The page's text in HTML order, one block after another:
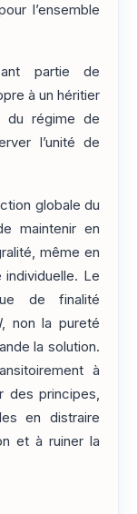
l’ensemble
partie de
à un héritier
du régime de
l’unité de
globale du
maintenir en
même en
Le
de finalité
, non la pureté
la solution.
à
des principes,
en distraire
et à ruiner la